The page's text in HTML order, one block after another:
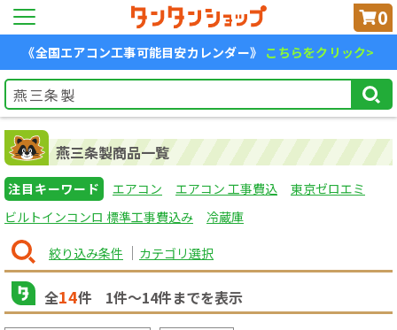
0
《全国エアコン工事可能目安カレンダー》 こちらをクリック>
燕三条製商品一覧
注目キーワード エアコン エアコン 工事費込
東京ゼロエミ
ビルトインコンロ 標準工事費込み
冷蔵庫
絞り込み条件 カテゴリ選択
全14件 1件〜14件までを表示